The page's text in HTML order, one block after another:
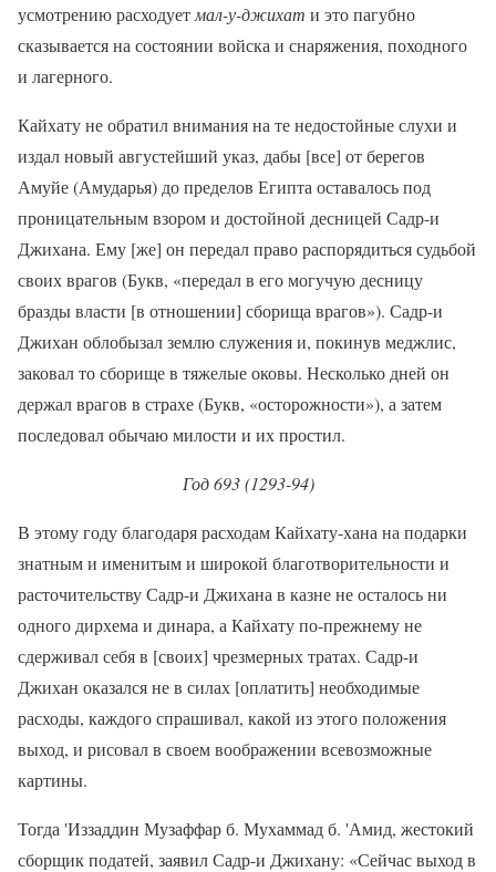
усмотрению расходует мал-у-джихат и это пагубно
сказывается на состоянии войска и снаряжения, походного
и лагерного.
Кайхату не обратил внимания на те недостойные слухи и
издал новый августейший указ, дабы [все] от берегов
Амуйе (Амударья) до пределов Египта оставалось под
проницательным взором и достойной десницей Садр-и
Джихана. Ему [же] он передал право распорядиться судьбой
своих врагов (Букв, «передал в его могучую десницу
бразды власти [в отношении] сборища врагов»). Садр-и
Джихан облобызал землю служения и, покинув меджлис,
заковал то сборище в тяжелые оковы. Несколько дней он
держал врагов в страхе (Букв, «осторожности»), а затем
последовал обычаю милости и их простил.
Год 693 (1293-94)
В этому году благодаря расходам Кайхату-хана на подарки
знатным и именитым и широкой благотворительности и
расточительству Садр-и Джихана в казне не осталось ни
одного дирхема и динара, а Кайхату по-прежнему не
сдерживал себя в [своих] чрезмерных тратах. Садр-и
Джихан оказался не в силах [оплатить] необходимые
расходы, каждого спрашивал, какой из этого положения
выход, и рисовал в своем воображении всевозможные
картины.
Тогда 'Иззаддин Музаффар б. Мухаммад б. 'Амид, жестокий
сборщик податей, заявил Садр-и Джихану: «Сейчас выход в